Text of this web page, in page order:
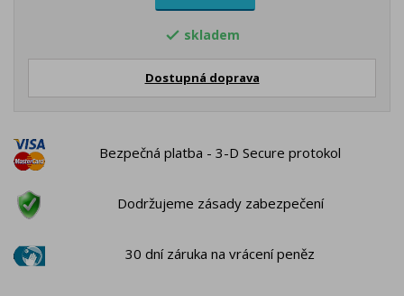
 skladem
Dostupná doprava
Bezpečná platba - 3-D Secure protokol
Dodržujeme zásady zabezpečení
30 dní záruka na vrácení peněz